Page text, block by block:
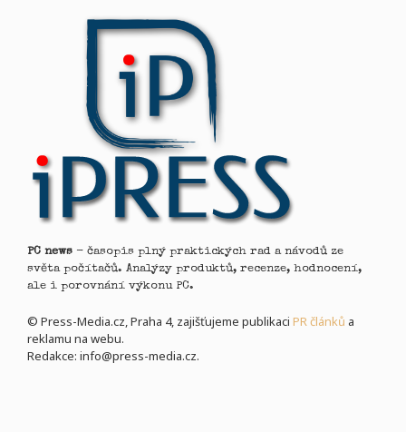
PC news - časopis plný praktických rad a návodů ze
světa počítačů. Analýzy produktů, recenze, hodnocení,
ale i porovnání výkonu PC.
© Press-Media.cz, Praha 4, zajišťujeme publikaci PR článků a
reklamu na webu.
Redakce: info@press-media.cz.